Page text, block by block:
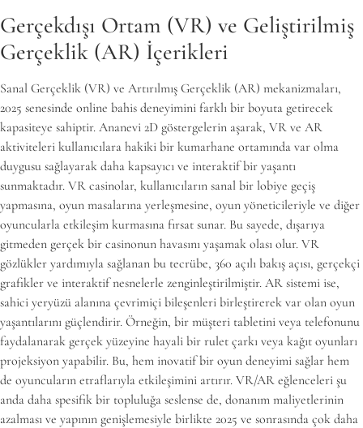
Gerçekdışı Ortam (VR) ve Geliştirilmiş
Gerçeklik (AR) İçerikleri
Sanal Gerçeklik (VR) ve Artırılmış Gerçeklik (AR) mekanizmaları,
2025 senesinde online bahis deneyimini farklı bir boyuta getirecek
kapasiteye sahiptir. Ananevi 2D göstergelerin aşarak, VR ve AR
aktiviteleri kullanıcılara hakiki bir kumarhane ortamında var olma
duygusu sağlayarak daha kapsayıcı ve interaktif bir yaşantı
sunmaktadır. VR casinolar, kullanıcıların sanal bir lobiye geçiş
yapmasına, oyun masalarına yerleşmesine, oyun yöneticileriyle ve diğer
oyuncularla etkileşim kurmasına fırsat sunar. Bu sayede, dışarıya
gitmeden gerçek bir casinonun havasını yaşamak olası olur. VR
gözlükler yardımıyla sağlanan bu tecrübe, 360 açılı bakış açısı, gerçekçi
grafikler ve interaktif nesnelerle zenginleştirilmiştir. AR sistemi ise,
sahici yeryüzü alanına çevrimiçi bileşenleri birleştirerek var olan oyun
yaşantılarını güçlendirir. Örneğin, bir müşteri tabletini veya telefonunu
faydalanarak gerçek yüzeyine hayali bir rulet çarkı veya kağıt oyunları
projeksiyon yapabilir. Bu, hem inovatif bir oyun deneyimi sağlar hem
de oyuncuların etraflarıyla etkileşimini artırır. VR/AR eğlenceleri şu
anda daha spesifik bir topluluğa seslense de, donanım maliyetlerinin
azalması ve yapının genişlemesiyle birlikte 2025 ve sonrasında çok daha